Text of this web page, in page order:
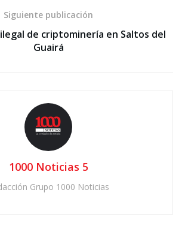
Siguiente publicación
de criptominería en Saltos del
Guairá
1000 Noticias 5
Grupo 1000 Noticias